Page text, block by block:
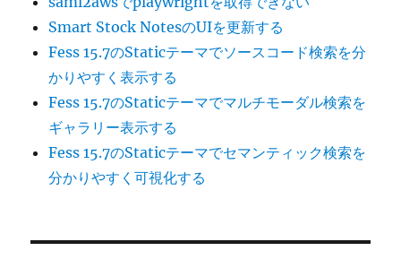
Smart Stock NotesのUIを更新する
Fess 15.7のStaticテーマでソースコード検索を分
かりやすく表示する
Fess 15.7のStaticテーマでマルチモーダル検索を
ギャラリー表示する
Fess 15.7のStaticテーマでセマンティック検索を
分かりやすく可視化する